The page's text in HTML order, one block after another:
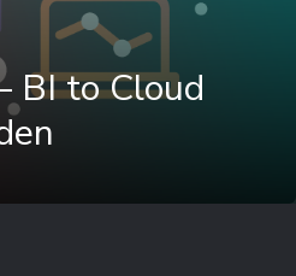
BI to Cloud